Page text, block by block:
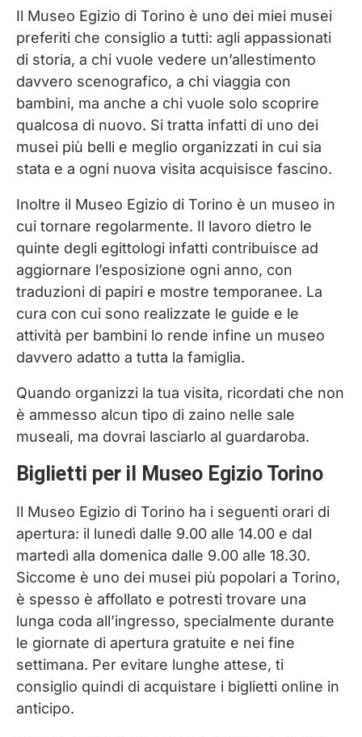
Il Museo Egizio di Torino è uno dei miei musei
preferiti che consiglio a tutti: agli appassionati
di storia, a chi vuole vedere un’allestimento
davvero scenografico, a chi viaggia con
bambini, ma anche a chi vuole solo scoprire
qualcosa di nuovo. Si tratta infatti di uno dei
musei più belli e meglio organizzati in cui sia
stata e a ogni nuova visita acquisisce fascino.
Inoltre il Museo Egizio di Torino è un museo in
cui tornare regolarmente. Il lavoro dietro le
quinte degli egittologi infatti contribuisce ad
aggiornare l’esposizione ogni anno, con
traduzioni di papiri e mostre temporanee. La
cura con cui sono realizzate le guide e le
attività per bambini lo rende infine un museo
davvero adatto a tutta la famiglia.
Quando organizzi la tua visita, ricordati che non
è ammesso alcun tipo di zaino nelle sale
museali, ma dovrai lasciarlo al guardaroba.
Biglietti per il Museo Egizio Torino
Il Museo Egizio di Torino ha i seguenti orari di
apertura: il lunedì dalle 9.00 alle 14.00 e dal
martedì alla domenica dalle 9.00 alle 18.30.
Siccome è uno dei musei più popolari a Torino,
è spesso è affollato e potresti trovare una
lunga coda all’ingresso, specialmente durante
le giornate di apertura gratuite e nei fine
settimana. Per evitare lunghe attese, ti
consiglio quindi di acquistare i biglietti online in
anticipo.